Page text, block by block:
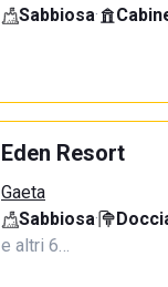
Sabbiosa·
Eden Resort
Gaeta
Sabbiosa·
e altri 6…